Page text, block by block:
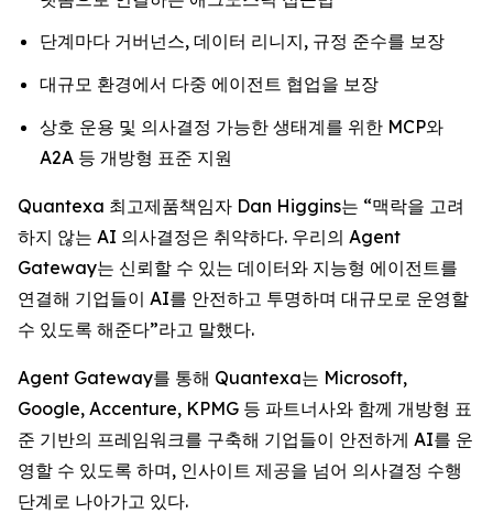
단계마다 거버넌스, 데이터 리니지, 규정 준수를 보장
대규모 환경에서 다중 에이전트 협업을 보장
상호 운용 및 의사결정 가능한 생태계를 위한 MCP와
A2A 등 개방형 표준 지원
Quantexa 최고제품책임자 Dan Higgins는 “맥락을 고려
하지 않는 AI 의사결정은 취약하다. 우리의 Agent
Gateway는 신뢰할 수 있는 데이터와 지능형 에이전트를
연결해 기업들이 AI를 안전하고 투명하며 대규모로 운영할
수 있도록 해준다”라고 말했다.
Agent Gateway를 통해 Quantexa는 Microsoft,
Google, Accenture, KPMG 등 파트너사와 함께 개방형 표
준 기반의 프레임워크를 구축해 기업들이 안전하게 AI를 운
영할 수 있도록 하며, 인사이트 제공을 넘어 의사결정 수행
단계로 나아가고 있다.